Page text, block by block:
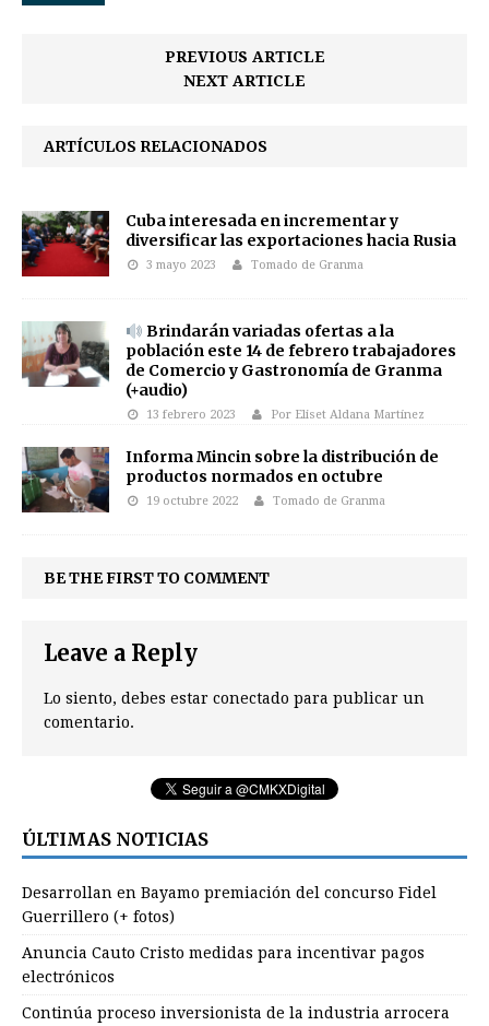
PREVIOUS ARTICLE
NEXT ARTICLE
ARTÍCULOS RELACIONADOS
Cuba interesada en incrementar y
diversificar las exportaciones hacia Rusia
3 mayo 2023 Tomado de Granma
Brindarán variadas ofertas a la
población este 14 de febrero trabajadores
de Comercio y Gastronomía de Granma
(+audio)
13 febrero 2023 Por Eliset Aldana Martínez
Informa Mincin sobre la distribución de
productos normados en octubre
19 octubre 2022 Tomado de Granma
BE THE FIRST TO COMMENT
Leave a Reply
Lo siento, debes estar conectado para publicar un
comentario.
ÚLTIMAS NOTICIAS
Desarrollan en Bayamo premiación del concurso Fidel
Guerrillero (+ fotos)
Anuncia Cauto Cristo medidas para incentivar pagos
electrónicos
Continúa proceso inversionista de la industria arrocera